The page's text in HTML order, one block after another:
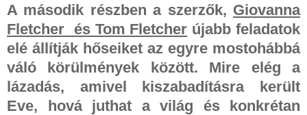
A második részben a szerzők, Giovanna
Fletcher és Tom Fletcher újabb feladatok
elé állítják hőseiket az egyre mostohábbá
váló körülmények között. Mire elég a
lázadás, amivel kiszabadításra került
Eve, hová juthat a világ és konkrétan